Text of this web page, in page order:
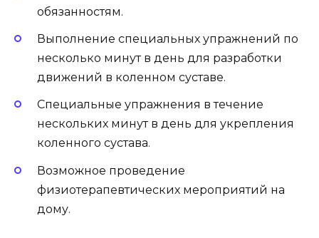
обязанностям.
Выполнение специальных упражнений по
несколько минут в день для разработки
движений в коленном суставе.
Специальные упражнения в течение
нескольких минут в день для укрепления
коленного сустава.
Возможное проведение
физиотерапевтических мероприятий на
дому.